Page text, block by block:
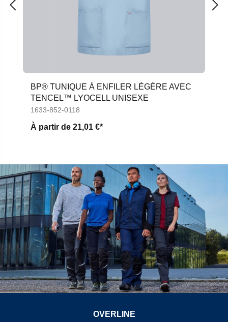
BP® TUNIQUE À ENFILER LÉGÈRE AVEC
TENCEL™ LYOCELL UNISEXE
1633-852-0118
À partir de 21,01 €*
OVERLINE